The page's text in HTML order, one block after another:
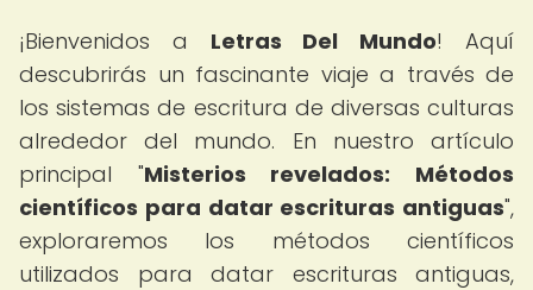
¡Bienvenidos a Letras Del Mundo! Aquí
descubrirás un fascinante viaje a través de
los sistemas de escritura de diversas culturas
alrededor del mundo. En nuestro artículo
principal "Misterios revelados: Métodos
científicos para datar escrituras antiguas",
exploraremos los métodos científicos
utilizados para datar escrituras antiguas,